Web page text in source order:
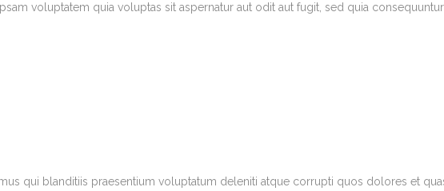
voluptatem quia voluptas sit aspernatur aut odit aut fugit, sed quia
qui blanditiis praesentium voluptatum deleniti atque corrupti quos dolores et